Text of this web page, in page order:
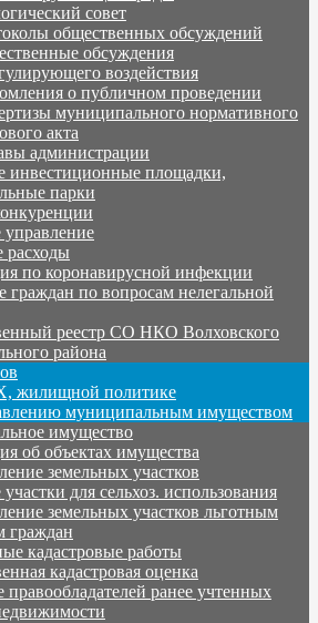
совет
общественных обсуждений
обсуждения
воздействия
о публичном проведении
муниципального нормативного
акта
администрации
инвестиционные площадки,
парки
расходы
по коронавирусной инфекции
граждан по вопросам нелегальной
реестр СО НКО Волховского
района
жилищной политике
муниципальным имуществом
имущество
об объектах имущества
земельных участков
для сельхоз. использования
земельных участков льготным
граждан
кадастровые работы
кадастровая оценка
ранее учтенных